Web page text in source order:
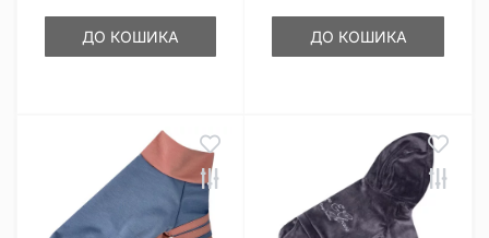
ДО КОШИКА ДО КОШИКА